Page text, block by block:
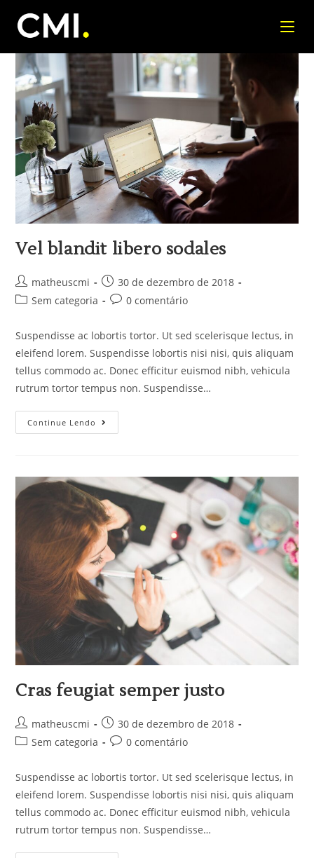
Vel blandit libero sodales
matheuscmi
30 de dezembro de 2018
Sem categoria
0 comentário
Suspendisse ac lobortis tortor. Ut sed scelerisque lectus, in
eleifend lorem. Suspendisse lobortis nisi nisi, quis aliquam
tellus commodo ac. Donec efficitur euismod nibh, vehicula
rutrum tortor tempus non. Suspendisse…
Continue Lendo
Cras feugiat semper justo
matheuscmi
30 de dezembro de 2018
Sem categoria
0 comentário
Suspendisse ac lobortis tortor. Ut sed scelerisque lectus, in
eleifend lorem. Suspendisse lobortis nisi nisi, quis aliquam
tellus commodo ac. Donec efficitur euismod nibh, vehicula
rutrum tortor tempus non. Suspendisse…